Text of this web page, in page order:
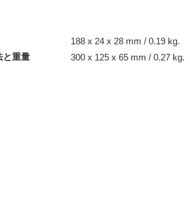
188 x 24 x 28 mm / 0.19 kg.
と重量
300 x 125 x 65 mm / 0.27 kg.